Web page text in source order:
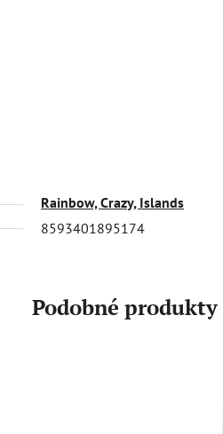
Rainbow, Crazy, Islands
8593401895174
Podobné produkty